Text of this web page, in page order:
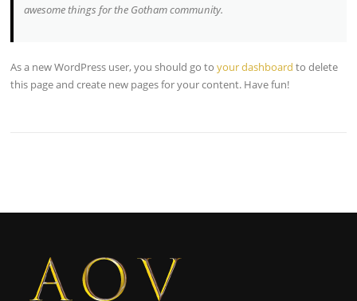
awesome things for the Gotham community.
As a new WordPress user, you should go toyour dashboard to delete
this page and create new pages for your content. Have fun!